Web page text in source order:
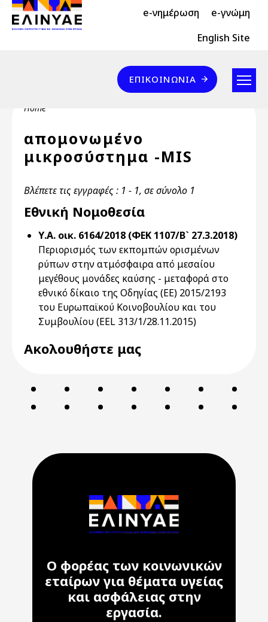
Skip to main content
Header Top 2 e-νημέρωση e-γνώμη
Header Top English Site
Επικοινωνία
ΕΠΙΚΟΙΝΩΝΊΑ
Breadcrumb
Home
απομονωμένο
μικροσύστημα -MIS
Βλέπετε τις εγγραφές : 1 - 1, σε σύνολο 1
Εθνική Νομοθεσία
Υ.Α. οικ. 6164/2018 (ΦΕΚ 1107/Β` 27.3.2018)
Περιορισμός των εκπομπών ορισμένων
ρύπων στην ατμόσφαιρα από μεσαίου
μεγέθους μονάδες καύσης - μεταφορά στο
εθνικό δίκαιο της Οδηγίας (ΕΕ) 2015/2193
του Ευρωπαϊκού Κοινοβουλίου και του
Συμβουλίου (ΕΕL 313/1/28.11.2015)
Ακολουθήστε μας
Ο φορέας των κοινωνικών
εταίρων για θέματα υγείας
και ασφάλειας στην
εργασία.